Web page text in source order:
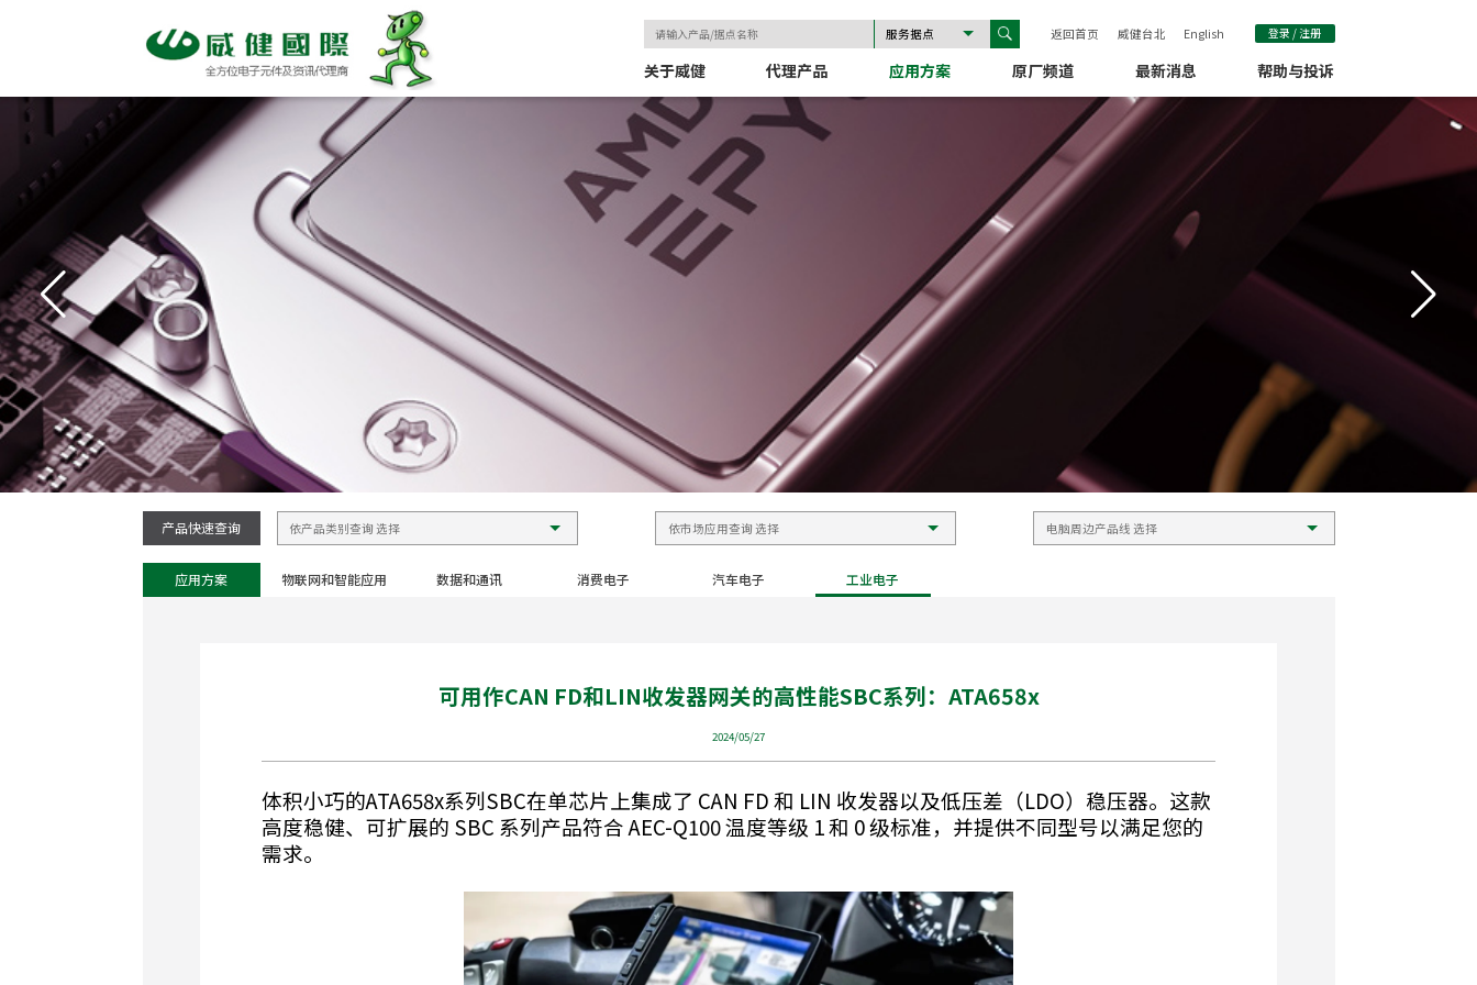
返回首页 威健台北 English 登录 / 注册
关于威健 代理产品 应用方案 原厂频道 最新消息 帮助与投诉
产品快速查询
应用方案 物联网和智能应用 数据和通讯 消费电子 汽车电子 工业电子
可用作CAN FD和LIN收发器网关的高性能SBC系列：ATA658x
2024/05/27
体积小巧的ATA658x系列SBC在单芯片上集成了 CAN FD 和 LIN 收发器以及低压差（LDO）稳压器。这款
高度稳健、可扩展的 SBC 系列产品符合 AEC-Q100 温度等级 1 和 0 级标准，并提供不同型号以满足您的
需求。